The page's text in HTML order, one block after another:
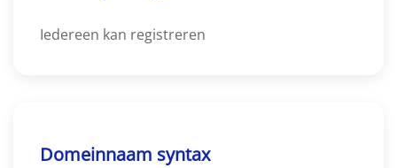
Iedereen kan registreren
Domeinnaam syntax